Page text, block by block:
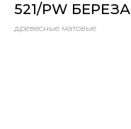
521/PW
древесные матовые